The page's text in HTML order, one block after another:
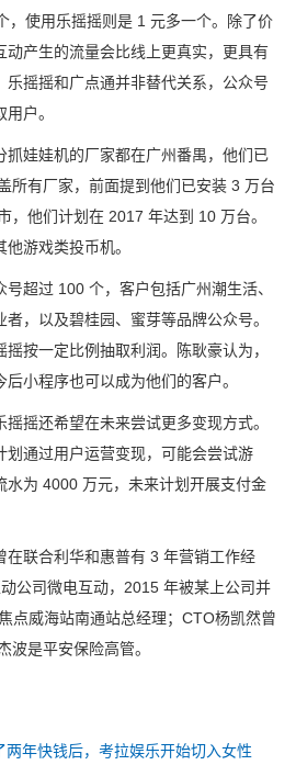
，使用乐摇摇则是 1 元多一个。除了价
动产生的流量会比线上更真实，更具有
乐摇摇和广点通并非替代关系，公众号
户。
抓娃娃机的厂家都在广州番禺，他们已
所有厂家，前面提到他们已安装 3 万台
，他们计划在 2017 年达到 10 万台。
游戏类投币机。
超过 100 个，客户包括广州潮生活、
，以及碧桂园、蜜芽等品牌公众号。
按一定比例抽取利润。陈耿豪认为，
小程序也可以成为他们的客户。
摇还希望在未来尝试更多变现方式。
划通过用户运营变现，可能会尝试游
水为 4000 万元，未来计划开展支付金
在联合利华和惠普有 3 年营销工作经
公司微电互动，2015 年被某上公司并
点威海站南通站总经理；CTO杨凯然曾
波是平安保险高管。
两年快钱后，考拉娱乐开始切入女性